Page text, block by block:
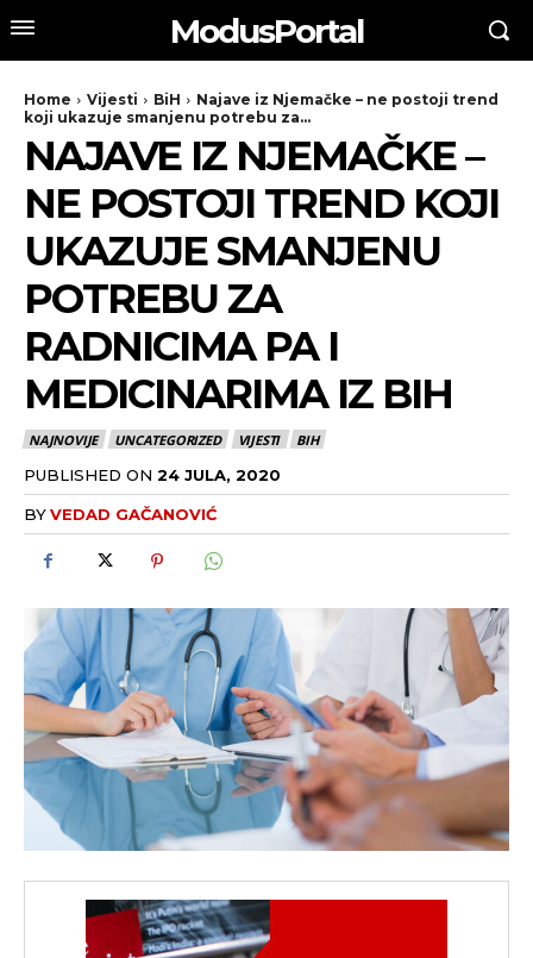
ModusPortal
Home Vijesti BiH
Najave iz Njemačke – ne postoji trend
koji ukazuje smanjenu potrebu za...
NAJAVE IZ NJEMAČKE –
NE POSTOJI TREND KOJI
UKAZUJE SMANJENU
POTREBU ZA
RADNICIMA PA I
MEDICINARIMA IZ BIH
NAJNOVIJE UNCATEGORIZED VIJESTI BIH
PUBLISHED ON 24 JULA, 2020
BYVEDAD GAČANOVIĆ